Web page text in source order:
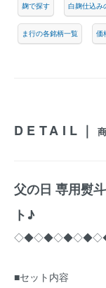
麹で探す 白麹仕込み
ま行の各銘柄一覧 価
DETAIL｜
父の日 専用熨
ト♪
■セット内容